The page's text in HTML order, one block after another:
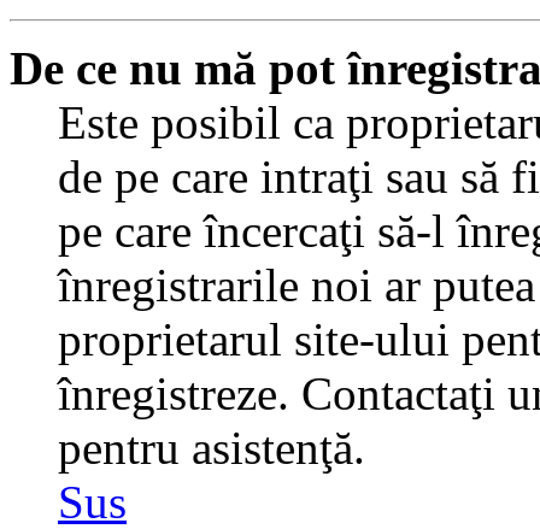
De ce nu mă pot
Este posibil ca
de pe care intraţi sau să
pe care încercaţi să-l
înregistrarile noi ar
proprietarul site-ului
înregistreze. Contactaţi
pentru asistenţă.
Sus